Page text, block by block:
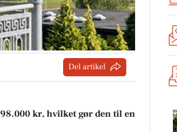
Del artikel
kr, hvilket gør den til en